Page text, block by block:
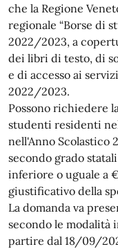
che la Regione
regionale “Borse di
2022/2023, a
dei libri di testo, di
e di accesso ai
2022/2023.
Possono richiedere
studenti residenti
nell'Anno Scolastico
secondo grado
inferiore o uguale a
giustificativo della
La domanda va
secondo le modalità
partire dal 18/09/